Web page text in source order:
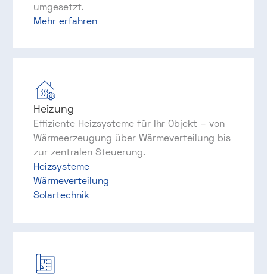
umgesetzt.
Mehr erfahren
Heizung
Effiziente Heizsysteme für Ihr Objekt – von
Wärmeerzeugung über Wärmeverteilung bis
zur zentralen Steuerung.
Heizsysteme
Wärmeverteilung
Solartechnik